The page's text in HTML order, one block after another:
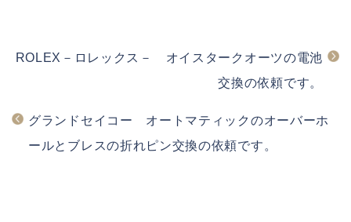
ROLEX－ロレックス－ オイスタークオーツの電池
交換の依頼です。
グランドセイコー オートマティックのオーバーホ
ールとブレスの折れピン交換の依頼です。